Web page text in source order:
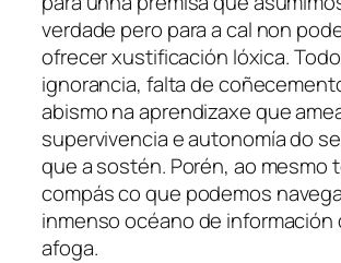
verdade pero para a cal non
ofrecer xustificación lóxica.
ignorancia, falta de
abismo na aprendizaxe que
supervivencia e autonomía do
que a sostén. Porén, ao mesmo
compás co que podemos
inmenso océano de información
afoga.